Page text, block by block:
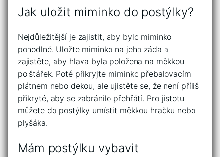
Jak uložit miminko do postýlky?
Nejdůležitější je zajistit, aby bylo miminko
pohodlné. Uložte miminko na jeho záda a
zajistěte, aby hlava byla položena na měkkou
polštářek. Poté přikryjte miminko přebalovacím
plátnem nebo dekou, ale ujistěte se, že není příliš
přikryté, aby se zabránilo přehřátí. Pro jistotu
můžete do postýlky umístit měkkou hračku nebo
plyšáka.
Mám postýlku vybavit